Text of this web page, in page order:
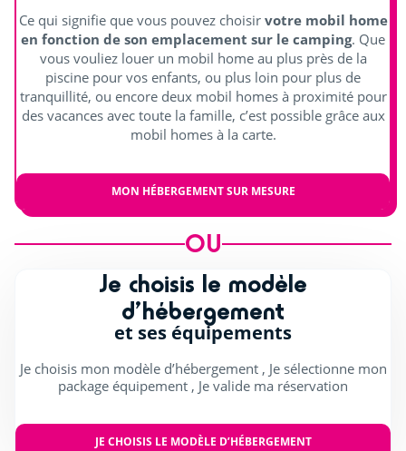
Animations en journée et soirée
Spectacles
Salle de spectacle
Ce qui signifie que vous pouvez choisir votre mobil home
en fonction de son emplacement sur le camping. Que
vous vouliez louer un mobil home au plus près de la
piscine pour vos enfants, ou plus loin pour plus de
tranquillité, ou encore deux mobil homes à proximité pour
des vacances avec toute la famille, c’est possible grâce aux
mobil homes à la carte.
MON HÉBERGEMENT SUR MESURE
OU
Je choisis le modèle
d’hébergement
et ses équipements
Je choisis mon modèle d’hébergement , Je sélectionne mon
package équipement , Je valide ma réservation
JE CHOISIS LE MODÈLE D’HÉBERGEMENT